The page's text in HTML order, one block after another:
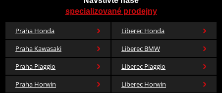
specializované prodejny
Praha Honda
Liberec Honda
Praha Kawasaki
Liberec BMW
Praha Piaggio
Liberec Piaggio
Praha Horwin
Liberec Horwin